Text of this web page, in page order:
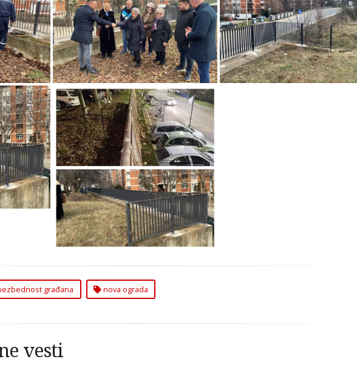
Nova ograda za veću
bezbednost građana
Medaković
Nova ograda za veću
bezbednost građana
Ograda za veću bezbednost
građana Medaković Padine
Zvezdara
građana nova ograda
vesti